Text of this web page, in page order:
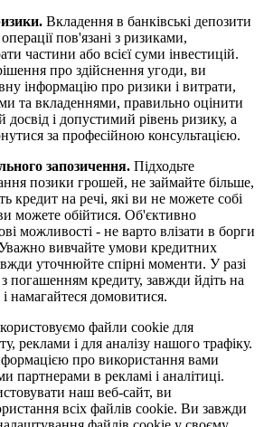
Вкладення в банківські депозити
пов'язані з ризиками,
частини або всієї суми інвестицій.
про здійснення угоди, ви
інформацію про ризики і витрати,
та вкладеннями, правильно оцінити
досвід і допустимий рівень ризику, а
за професійною консультацією.
запозичення. Підходьте
позики грошей, не займайте більше,
кредит на речі, які ви не можете собі
можете обійтися. Об'єктивно
можливості - не варто влізати в борги
вивчайте умови кредитних
уточнюйте спірні моменти. У разі
погашенням кредиту, завжди йдіть на
намагайтеся домовитися.
файли cookie для
реклами і для аналізу нашого трафіку.
про використання вами
партнерами в рекламі і аналітиці.
наш веб-сайт, ви
всіх файлів cookie. Ви завжди